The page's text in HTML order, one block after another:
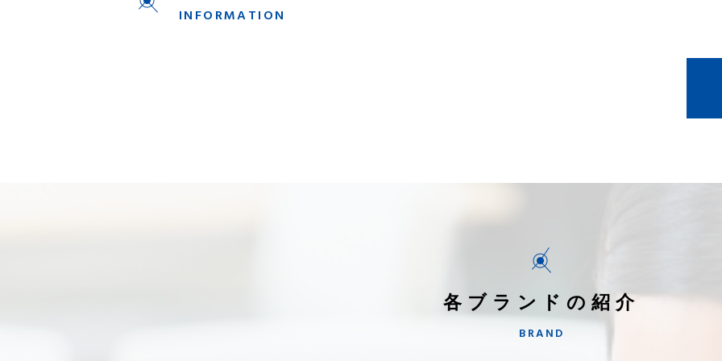
INFORMATION
各ブランドの紹介
BRAND